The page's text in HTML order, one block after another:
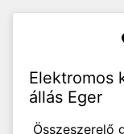
Elektromos
állás Eger
Összeszerelő